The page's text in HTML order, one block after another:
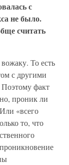
с
не было.
считать
То есть
с другими
факт
проник ли
«всего
то, что